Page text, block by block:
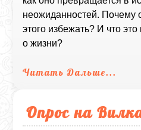
неожиданностей. Почему
этого избежать? И что
о жизни?
Читать Дальше...
Опрос на